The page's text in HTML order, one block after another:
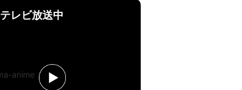
テレビ放送中